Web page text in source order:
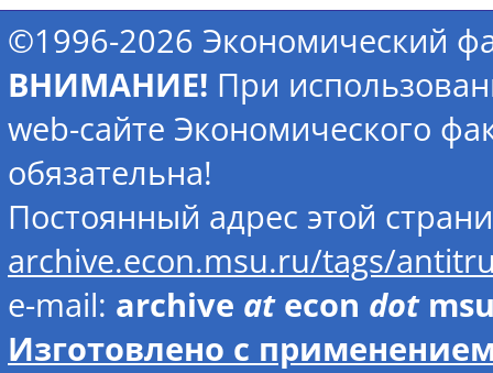
©1996-2026 Экономический
ВНИМАНИЕ! При
web-сайте Экономического
обязательна!
Постоянный адрес этой
archive.econ.msu.ru/tags/
e-mail: archive atecon dot
Изготовлено с